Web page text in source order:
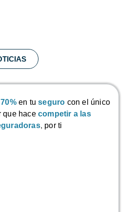
en tuseguro con el único
que hace competir a las
, por ti